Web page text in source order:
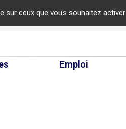
sur ceux que vous souhaitez activer
Emploi